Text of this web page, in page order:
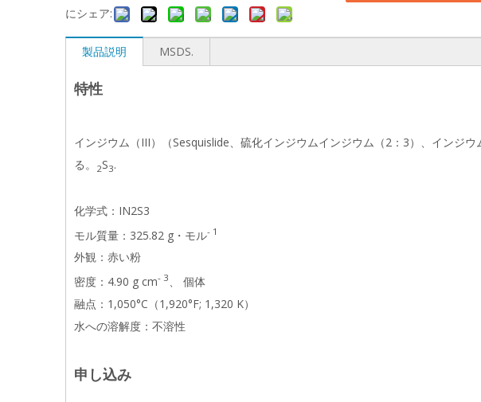
にシェア:
製品説明 MSDS.
特性
インジウム（III）（Sesquislide、硫化インジウムインジウム（2：3）、インジ
る。
2S3.
化学式：IN2S3
モル質量：325.82 g・モル- 1
外観：赤い粉
密度：4.90 g cm- 3、 個体
融点：1,050°C（1,920°F; 1,320 K）
水への溶解度：不溶性
申し込み